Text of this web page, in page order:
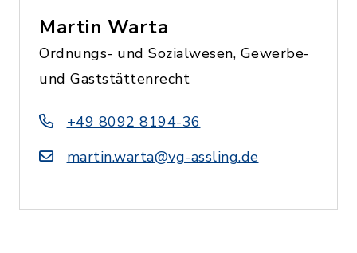
Martin Warta
Ordnungs- und Sozialwesen, Gewerbe-
und Gaststättenrecht
+49 8092 8194-36
martin.warta@vg-assling.de